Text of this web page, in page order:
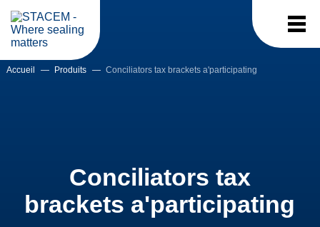
Accueil — Produits — Conciliators tax brackets a'participating
Conciliators tax
brackets a'participating